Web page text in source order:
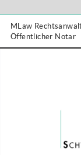
MLaw
Öffentlicher Notar